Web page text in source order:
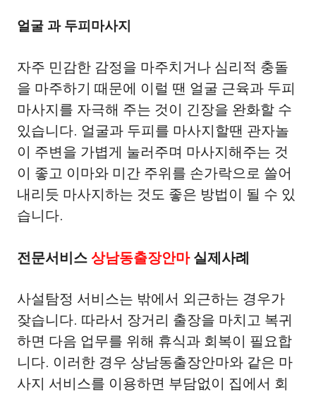
얼굴 과 두피마사지
자주 민감한 감정을 마주치거나 심리적 충돌
을 마주하기 때문에 이럴 땐 얼굴 근육과 두피
마사지를 자극해 주는 것이 긴장을 완화할 수
있습니다. 얼굴과 두피를 마사지할땐 관자놀
이 주변을 가볍게 눌러주며 마사지해주는 것
이 좋고 이마와 미간 주위를 손가락으로 쓸어
내리듯 마사지하는 것도 좋은 방법이 될 수 있
습니다.
전문서비스 상남동출장안마실제사례
사설탐정 서비스는 밖에서 외근하는 경우가
잦습니다. 따라서 장거리 출장을 마치고 복귀
하면 다음 업무를 위해 휴식과 회복이 필요합
니다. 이러한 경우 상남동출장안마와 같은 마
사지 서비스를 이용하면 부담없이 집에서 회